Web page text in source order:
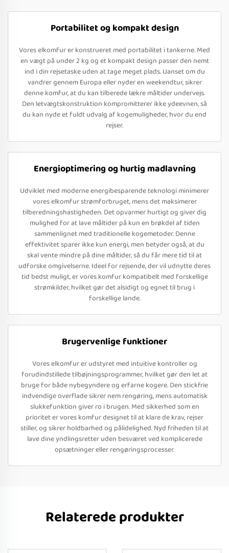
Portabilitet og kompakt design
Vores elkomfur er konstrueret med portabilitet i tankerne. Med
en vægt på under 2 kg og et kompakt design passer den nemt
ind i din rejsetaske uden at tage meget plads. Uanset om du
vandrer gennem Europa eller nyder en weekendtur, sikrer
denne komfur, at du kan tilberede lækre måltider undervejs.
Den letvægtskonstruktion kompromitterer ikke ydeevnen, så
du kan nyde et fuldt udvalg af kogemuligheder, hvor du end
rejser.
Energioptimering og hurtig madlavning
Udviklet med moderne energibesparende teknologi minimerer
vores elkomfur strømforbruget, mens det maksimerer
tilberedningshastigheden. Det opvarmer hurtigt og giver dig
mulighed for at lave måltider på kun en brøkdel af tiden
sammenlignet med traditionelle kogemetoder. Denne
effektivitet sparer ikke kun energi, men betyder også, at du
skal vente mindre på dine måltider, så du får mere tid til at
udforske omgivelserne. Ideel for rejsende, der vil udnytte deres
tid bedst muligt, er vores komfur kompatibelt med forskellige
strømkilder, hvilket gør det alsidigt og egnet til brug i
forskellige lande.
Brugervenlige funktioner
Vores elkomfur er udstyret med intuitive kontroller og
forudindstillede tilbøjningsprogrammer, hvilket gør den let at
bruge for både nybegyndere og erfarne kogere. Den stickfrie
indvendige overflade sikrer nem rengøring, mens automatisk
slukkefunktion giver ro i brugen. Med sikkerhed som en
prioritet er vores komfur designet til at klare de krav, rejser
stiller, og sikrer holdbarhed og pålidelighed. Nyd friheden til at
lave dine yndlingsretter uden besværet ved komplicerede
opsætninger eller rengøringsprocesser.
Relaterede produkter